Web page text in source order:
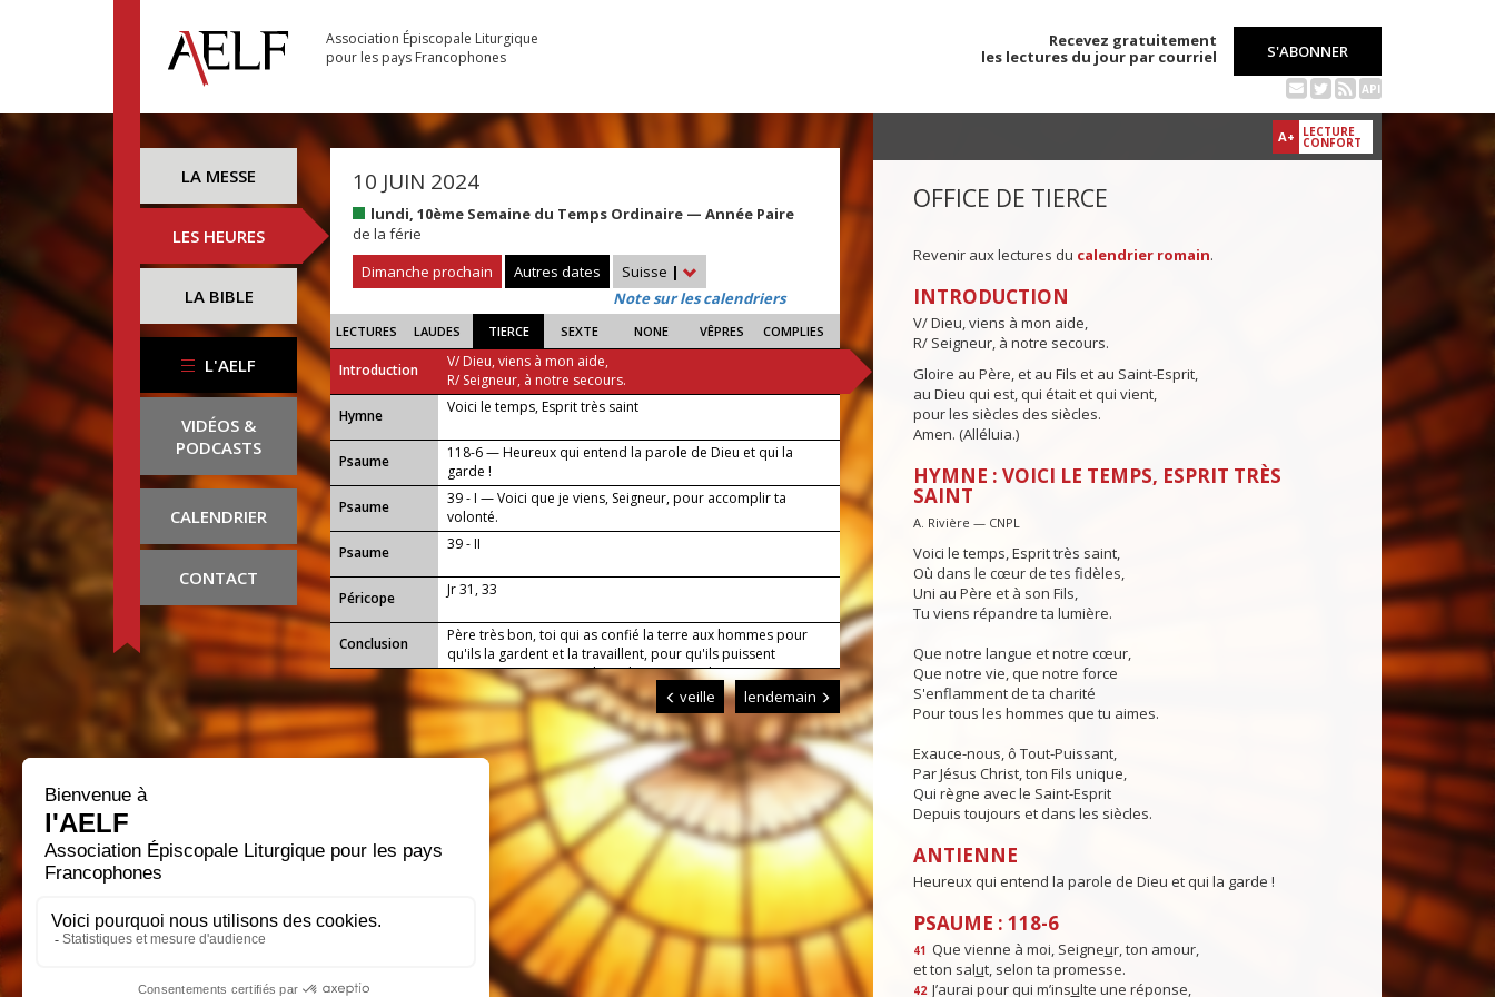
Association Épiscopale Liturgique
pour les pays Francophones
Recevez gratuitement
les lectures du jour par courriel
S'ABONNER
API
LA MESSE
LES HEURES
LA BIBLE
L'AELF
VIDÉOS &
PODCASTS
CALENDRIER
CONTACT
10 JUIN 2024
lundi, 10ème Semaine du Temps Ordinaire — Année Paire
de la férie
Dimanche prochain
Autres dates Suisse |
Note sur les calendriers
LECTURES LAUDES TIERCE SEXTE NONE VÊPRES COMPLIES
Introduction
V/ Dieu, viens à mon aide,
R/ Seigneur, à notre secours.
...
Hymne Voici le temps, Esprit très saint
Psaume
118-6 — Heureux qui entend la parole de Dieu et qui la
garde !
Psaume
39 - I — Voici que je viens, Seigneur, pour accomplir ta
volonté.
Psaume
39 - II
Péricope Jr 31, 33
Conclusion
Père très bon, toi qui as confié la terre aux hommes pour
qu'ils la gardent et la travaillent, pour qu'ils puissent
progresser en s'entraidant, donne-nous de mener nos
travaux avec un esprit filial envers toi et un esprit fraternel
envers tous. Par Jésus, le Christ, notre Seigneur. Amen.
veille lendemain
A+ LECTURE
CONFORT
OFFICE DE TIERCE
Revenir aux lectures du calendrier romain.
INTRODUCTION
V/ Dieu, viens à mon aide,
R/ Seigneur, à notre secours.
Gloire au Père, et au Fils et au Saint-Esprit,
au Dieu qui est, qui était et qui vient,
pour les siècles des siècles.
Amen. (Alléluia.)
HYMNE : VOICI LE TEMPS, ESPRIT TRÈS
SAINT
A. Rivière — CNPL
Voici le temps, Esprit très saint,
Où dans le cœur de tes fidèles,
Uni au Père et à son Fils,
Tu viens répandre ta lumière.
Que notre langue et notre cœur,
Que notre vie, que notre force
S'enflamment de ta charité
Pour tous les hommes que tu aimes.
Exauce-nous, ô Tout-Puissant,
Par Jésus Christ, ton Fils unique,
Qui règne avec le Saint-Esprit
Depuis toujours et dans les siècles.
ANTIENNE
Heureux qui entend la parole de Dieu et qui la garde !
PSAUME : 118-6
41 Que vienne à moi, Seigneur, ton amour,
et ton salut, selon ta promesse.
42 J’aurai pour qui m’insulte une réponse,